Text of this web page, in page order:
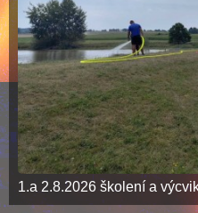
1.a 2.8.2026 školení a